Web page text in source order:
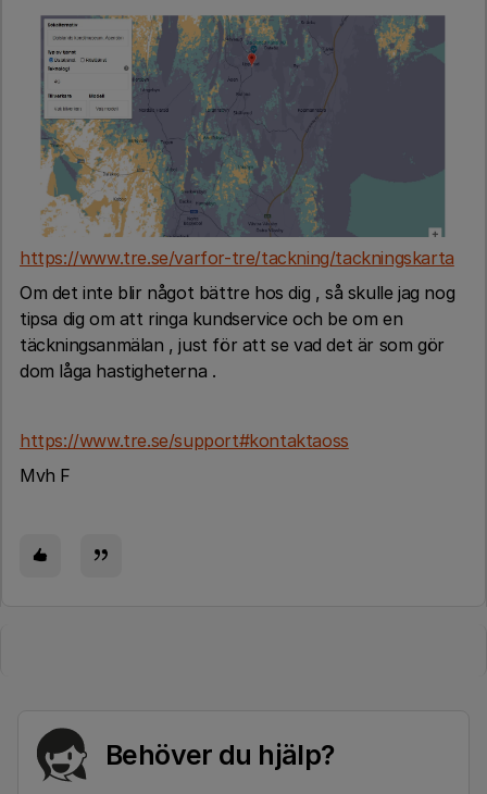
https://www.tre.se/varfor-tre/tackning/tackningskarta
Om det inte blir något bättre hos dig , så skulle jag nog
tipsa dig om att ringa kundservice och be om en
täckningsanmälan , just för att se vad det är som gör
dom låga hastigheterna .
https://www.tre.se/support#kontaktaoss
Mvh F
Behöver du hjälp?